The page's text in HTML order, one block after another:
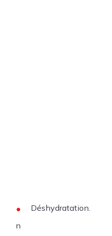
Déshydratation.
n